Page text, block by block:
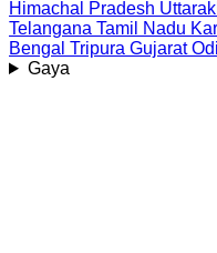
Himachal Pradesh
Telangana Tamil Nadu
Bengal Tripura Gujarat
Gaya